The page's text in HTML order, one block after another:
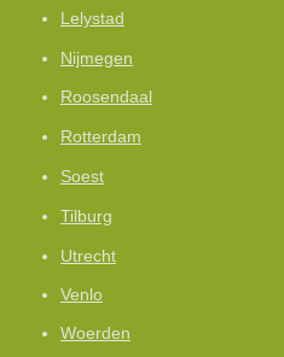
Lelystad
Nijmegen
Roosendaal
Rotterdam
Soest
Tilburg
Utrecht
Venlo
Woerden